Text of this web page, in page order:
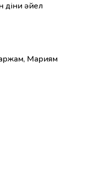
діни әйел
Мариям